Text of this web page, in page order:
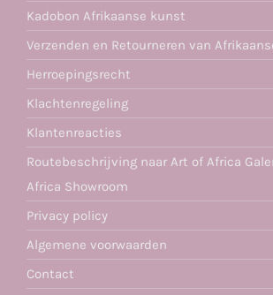
Kadobon Afrikaanse kunst
Verzenden en Retourneren van
Herroepingsrecht
Klachtenregeling
Klantenreacties
Routebeschrijving naar Art of Africa
Africa Showroom
Privacy policy
Algemene voorwaarden
Contact